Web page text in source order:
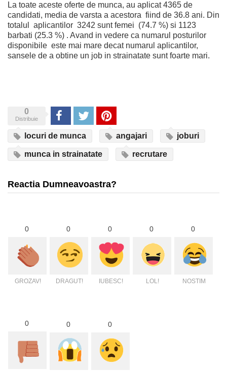
La toate aceste oferte de munca, au aplicat 4365 de
candidati, media de varsta a acestora fiind de 36.8 ani. Din
totalul aplicantilor 3242 sunt femei (74.7 %) si 1123
barbati (25.3 %) . Avand in vedere ca numarul posturilor
disponibile este mai mare decat numarul aplicantilor,
sansele de a obtine un job in strainatate sunt foarte mari.
0
Distribuie Share Tweet Pinterest
locuri de munca angajari joburi
munca in strainatate recrutare
Reactia Dumneavoastra?
0
GROZAV!
0
DRAGUT!
0
IUBESC!
0
LOL!
0
NOSTIM
0 0 0